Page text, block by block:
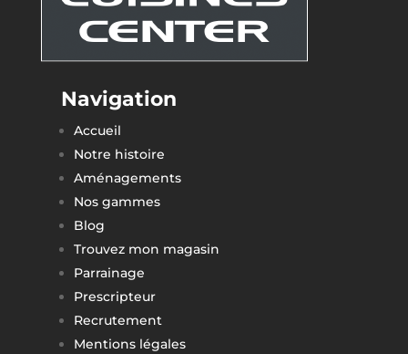
Navigation
Accueil
Notre histoire
Aménagements
Nos gammes
Blog
Trouvez mon magasin
Parrainage
Prescripteur
Recrutement
Mentions légales